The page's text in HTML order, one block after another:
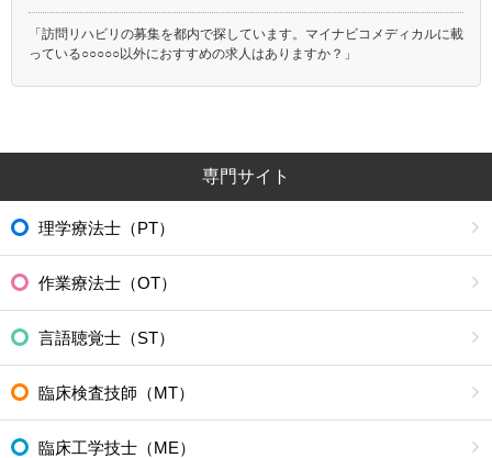
「訪問リハビリの募集を都内で探しています。マイナビコメディカルに載
っている○○○○○以外におすすめの求人はありますか？」
専門サイト
理学療法士（PT）
作業療法士（OT）
言語聴覚士（ST）
臨床検査技師（MT）
臨床工学技士（ME）